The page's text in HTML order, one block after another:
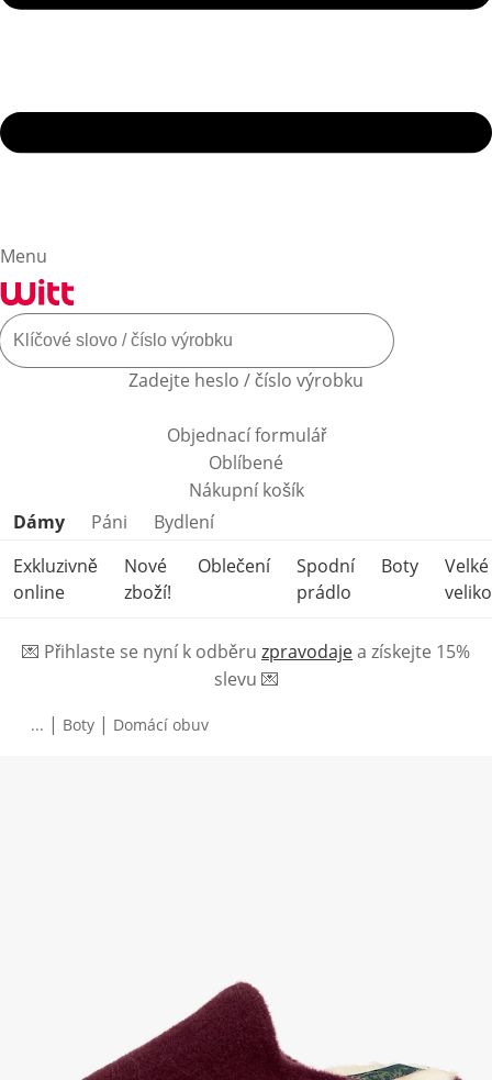
Menu
Zadejte heslo / číslo výrobku
Objednací formulář
Oblíbené
Nákupní košík
Přeskočit kategorie produktů
Dámy Páni
Bydlení
Exkluzivně
online
Nové
zboží!
Oblečení
Spodní
prádlo
Boty
Velké
💌 Přihlaste se nyní k odběru zpravodajea získejte 15%
slevu 💌
... | Boty | Domácí obuv